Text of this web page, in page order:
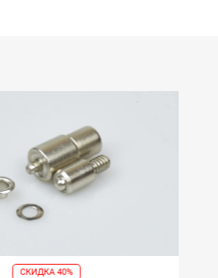
СКИДКА 40%